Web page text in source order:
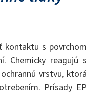
kontaktu s povrchom
Chemicky reagujú s
vrstvu, ktorá
Prísady EP